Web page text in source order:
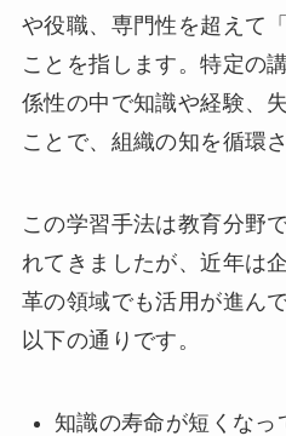
や役職、専門性を超えて
ことを指します。特定の
係性の中で知識や経験、
ことで、組織の知を循環
この学習手法は教育分野
れてきましたが、近年は
革の領域でも活用が進ん
以下の通りです。
知識の寿命が短くなっ